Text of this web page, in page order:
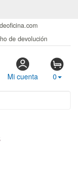
de devolución
Mi cuenta 0